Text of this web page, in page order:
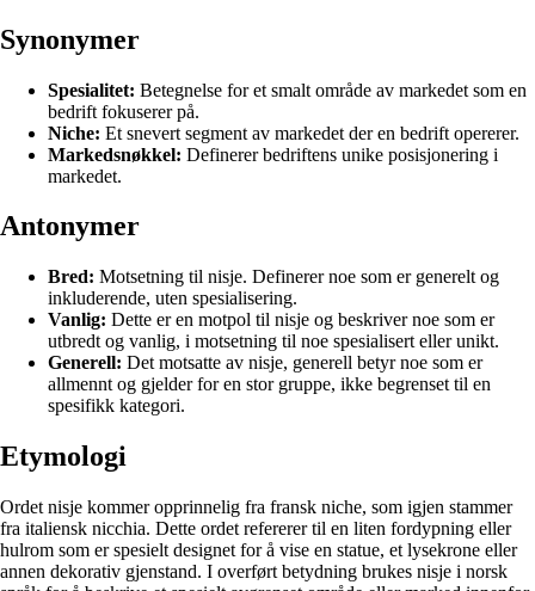
Synonymer
Spesialitet: Betegnelse for et smalt område av markedet som en
bedrift fokuserer på.
Niche: Et snevert segment av markedet der en bedrift opererer.
Markedsnøkkel: Definerer bedriftens unike posisjonering i
markedet.
Antonymer
Bred: Motsetning til nisje. Definerer noe som er generelt og
inkluderende, uten spesialisering.
Vanlig: Dette er en motpol til nisje og beskriver noe som er
utbredt og vanlig, i motsetning til noe spesialisert eller unikt.
Generell: Det motsatte av nisje, generell betyr noe som er
allmennt og gjelder for en stor gruppe, ikke begrenset til en
spesifikk kategori.
Etymologi
Ordet nisje kommer opprinnelig fra fransk niche, som igjen stammer
fra italiensk nicchia. Dette ordet refererer til en liten fordypning eller
hulrom som er spesielt designet for å vise en statue, et lysekrone eller
annen dekorativ gjenstand. I overført betydning brukes nisje i norsk